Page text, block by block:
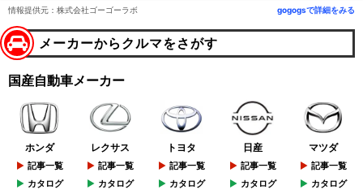
情報提供元：株式会社ゴーゴーラボ gogogsで詳細をみる
メーカーからクルマをさがす
国産自動車メーカー
ホンダ
記事一覧
カタログ
レクサス
記事一覧
カタログ
トヨタ
記事一覧
カタログ
日産
記事一覧
カタログ
マツダ
記事一覧
カタログ